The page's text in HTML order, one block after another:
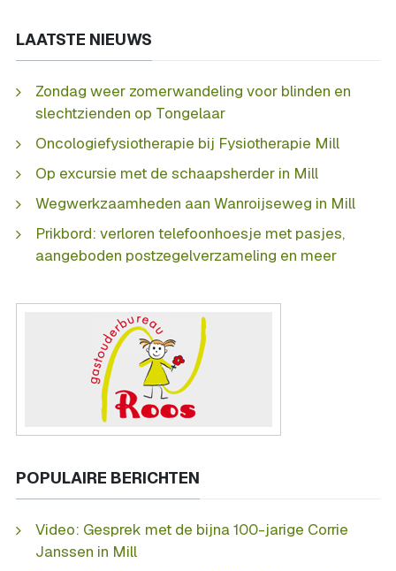
LAATSTE NIEUWS
Zondag weer zomerwandeling voor blinden en
slechtzienden op Tongelaar
Oncologiefysiotherapie bij Fysiotherapie Mill
Op excursie met de schaapsherder in Mill
Wegwerkzaamheden aan Wanroijseweg in Mill
Prikbord: verloren telefoonhoesje met pasjes,
aangeboden postzegelverzameling en meer
POPULAIRE BERICHTEN
Video: Gesprek met de bijna 100-jarige Corrie
Janssen in Mill